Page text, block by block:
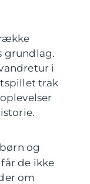
grundlag.
i
trak
og
de ikke
om